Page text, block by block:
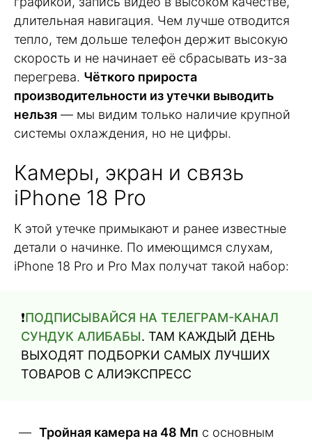
длительная навигация. Чем лучше отводится
тепло, тем дольше телефон держит высокую
скорость и не начинает её сбрасывать из-за
перегрева. Чёткого прироста
производительности из утечки выводить
нельзя — мы видим только наличие крупной
системы охлаждения, но не цифры.
Камеры, экран и связь
iPhone 18 Pro
К этой утечке примыкают и ранее известные
детали о начинке. По имеющимся слухам,
iPhone 18 Pro и Pro Max получат такой набор:
❗️ПОДПИСЫВАЙСЯ НА ТЕЛЕГРАМ-КАНАЛ
СУНДУК АЛИБАБЫ. ТАМ КАЖДЫЙ ДЕНЬ
ВЫХОДЯТ ПОДБОРКИ САМЫХ ЛУЧШИХ
ТОВАРОВ С АЛИЭКСПРЕСС
Тройная камера на 48 Мп с основным